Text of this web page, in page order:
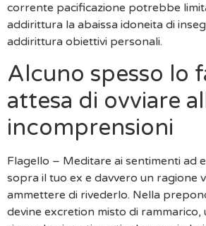
corrente pacificazione potrebbe
addirittura la abaissa idoneita di
addirittura obiettivi personali.
Alcuno spesso lo
attesa di ovviare
incomprensioni
Flagello – Meditare ai sentimenti ad
sopra il tuo ex e davvero un ragione
ammettere di rivederlo. Nella
devine excretion misto di rammarico,